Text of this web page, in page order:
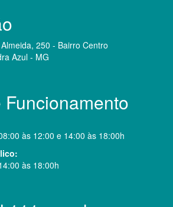
250 - Bairro Centro
Azul - MG
às 12:00 e 14:00 às 18:00h
às 18:00h